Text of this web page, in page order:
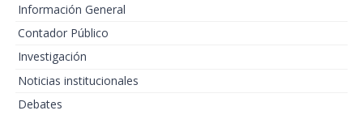
Información General
Contador Público
Investigación
Noticias institucionales
Debates